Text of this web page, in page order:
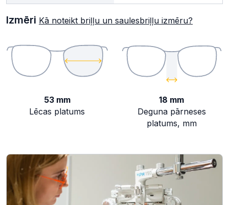
Izmēri Kā noteikt briļļu un saulesbriļļu izmēru?
53 mm
Lēcas platums
18 mm
Deguna pārneses
platums, mm